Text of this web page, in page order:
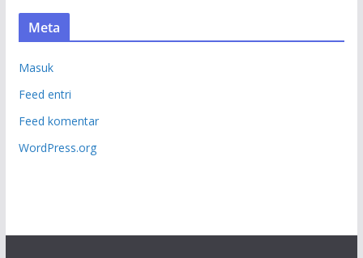
Meta
Masuk
Feed entri
Feed komentar
WordPress.org